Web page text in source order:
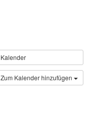
Kalender
Zum Kalender hinzufügen